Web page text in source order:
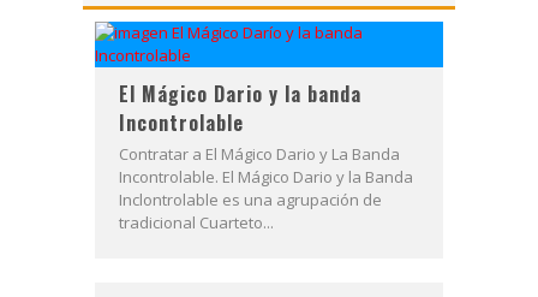
El Mágico Dario y la banda
Incontrolable
Contratar a El Mágico Dario y La Banda
Incontrolable. El Mágico Dario y la Banda
Inclontrolable es una agrupación de
tradicional Cuarteto...